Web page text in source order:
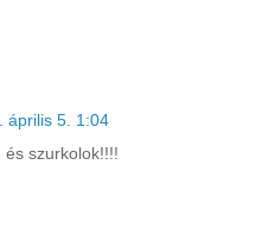
április 5. 1:04
szurkolok!!!!